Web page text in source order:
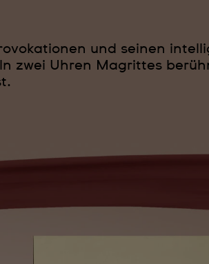
und seinen
zwei Uhren Magrittes